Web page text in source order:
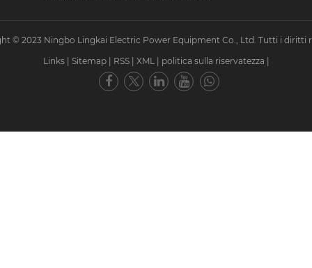
© 2023 Ningbo Lingkai Electric Power Equipment Co., Ltd. Tutti i diritti
Links
Sitemap RSS XML politica sulla riservatezza